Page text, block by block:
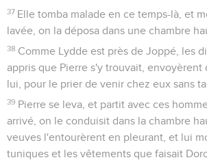
37 Elle tomba malade en ce temps-là, et
lavée, on la déposa dans une chambre
38 Comme Lydde est près de Joppé, les
appris que Pierre s'y trouvait, envoyèrent
lui, pour le prier de venir chez eux sans
39 Pierre se leva, et partit avec ces
arrivé, on le conduisit dans la chambre
veuves l'entourèrent en pleurant, et lui
tuniques et les vêtements que faisait